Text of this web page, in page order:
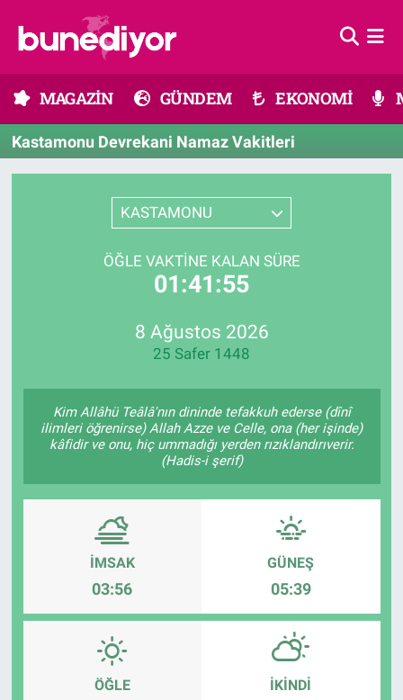
MAGAZİN GÜNDEM EKONOMİ
Kastamonu Devrekani Namaz Vakitleri
KASTAMONU
ÖĞLE VAKTINE KALAN SÜRE
01:41:55
8 Ağustos 2026
25 Safer 1448
Kim Allâhü Teâlâ'nın dininde tefakkuh ederse (dînî
ilimleri öğrenirse) Allah Azze ve Celle, ona (her işinde)
kâfidir ve onu, hiç ummadığı yerden rızıklandırıverir.
(Hadis-i şerif)
İMSAK
03:56
GÜNEŞ
05:39
ÖĞLE İKINDI
Dünya
Müzik
Sağlık
Spor
Teknoloji
Tv Medya
EKONOMİ
TV MEDYA
KÜLTÜR SANAT
Süper Lig Puan Durumu ve Fikstür
Tüm Manşetler
Son Dakika Haberleri